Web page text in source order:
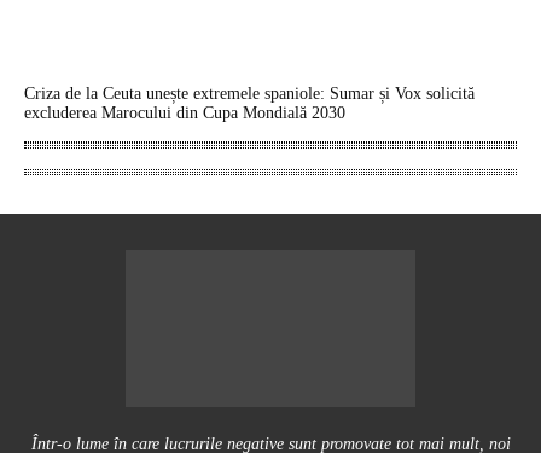
Criza de la Ceuta unește extremele spaniole: Sumar și Vox solicită
excluderea Marocului din Cupa Mondială 2030
Într-o lume în care lucrurile negative sunt promovate tot mai mult, noi